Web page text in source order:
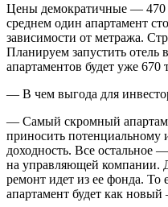
Цены демократичные — 470
среднем один апартамент
зависимости от метража.
Планируем запустить отель
апартаментов будет уже 670
— В чем выгода для
— Самый скромный
приносить потенциальному
доходность. Все остальное
на управляющей компании.
ремонт идет из ее фонда. То
апартамент будет как